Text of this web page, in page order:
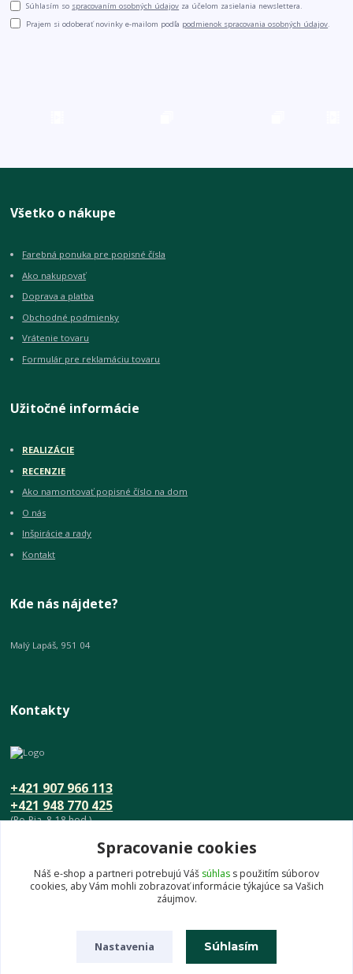
Súhlasím so spracovaním osobných údajov za účelom zasielania newslettera.
Prajem si odoberať novinky e-mailom podľa podmienok spracovania osobných údajov.
Všetko o nákupe
Farebná ponuka pre popisné čísla
Ako nakupovať
Doprava a platba
Obchodné podmienky
Vrátenie tovaru
Formulár pre reklamáciu tovaru
Užitočné informácie
REALIZÁCIE
RECENZIE
Ako namontovať popisné číslo na dom
O nás
Inšpirácie a rady
Kontakt
Kde nás nájdete?
Malý Lapáš, 951 04
Kontakty
+421 948 770 425
+421 907 966 113
(Po-Pia, 8-18 hod.)
info@umeniedomova.skSpracovanie cookies
Náš e-shop a partneri potrebujú Váš súhlas s použitím súborov
cookies, aby Vám mohli zobrazovať informácie týkajúce sa Vašich
záujmov.
Nastavenia Súhlasím